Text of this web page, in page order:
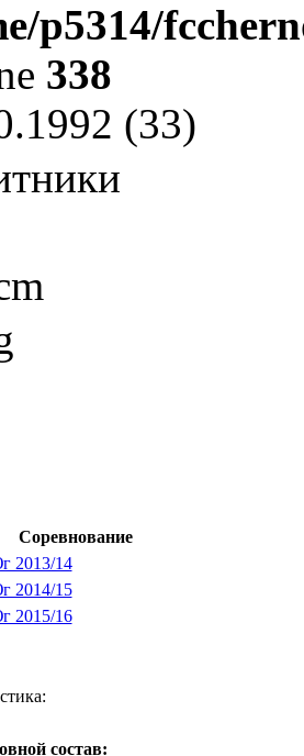
p5314/
338
(33)
Соревнование
2013/14
2014/15
2015/16
состав: